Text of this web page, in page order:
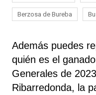
Berzosa de Bureba
Además puedes
quién es el
Generales de
Ribarredonda, la